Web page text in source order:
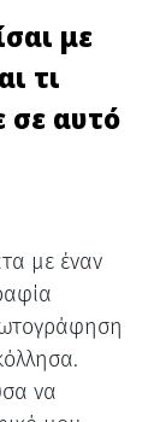
με
τι
σε αυτό
με έναν
να